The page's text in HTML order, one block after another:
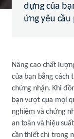
dựng của
ứng yêu cầu
Nâng cao chất
của bạn bằng cách
chứng nhận. Khi
bạn vượt qua mọi
nghiệm và chứng
an toàn và hiệu
cần thiết chỉ trong